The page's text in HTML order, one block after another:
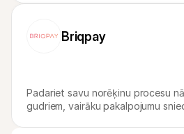
Briqpay
Padariet savu norēķinu procesu
gudriem, vairāku pakalpojumu